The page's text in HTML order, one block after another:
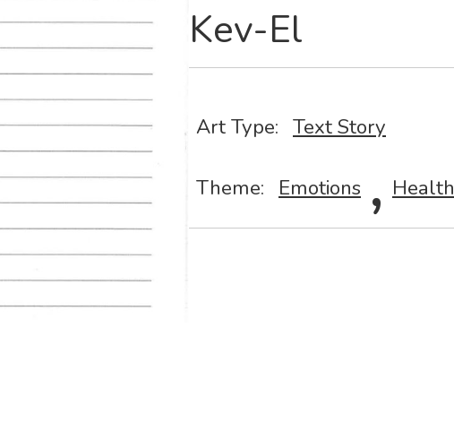
Kev-El
Art Type: Text Story
Theme: Emotions , Health